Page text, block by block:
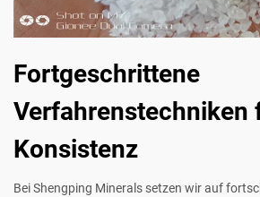
Fortgeschrittene
Verfahrenstechniken
Konsistenz
Bei Shengping Minerals setzen wir auf